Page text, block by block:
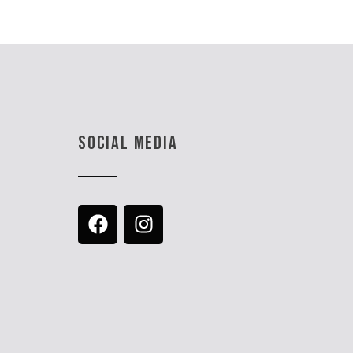
SOCIAL MEDIA